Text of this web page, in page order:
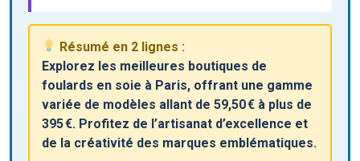
Résumé en 2 lignes :
Explorez les meilleures boutiques de
foulards en soie à Paris, offrant une gamme
variée de modèles allant de 59,50 € à plus de
395 €. Profitez de l’artisanat d’excellence et
de la créativité des marques emblématiques.